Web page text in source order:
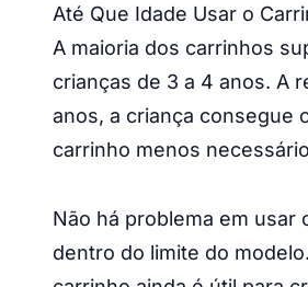
Até Que Idade Usar o
A maioria dos carrinhos
crianças de 3 a 4 anos. A
anos, a criança consegue
carrinho menos
Não há problema em usar
dentro do limite do